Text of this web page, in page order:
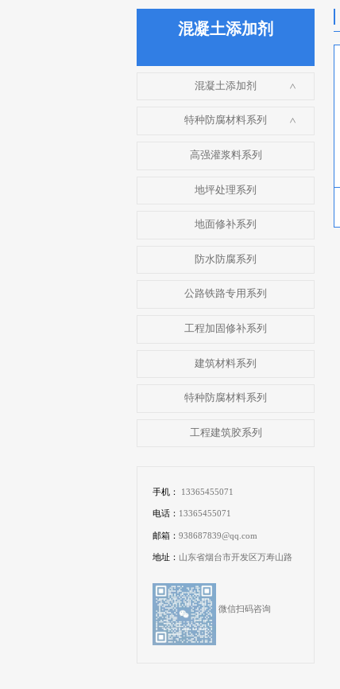
混凝土添加剂
混凝土添加剂 >
特种防腐材料系列 >
高强灌浆料系列
地坪处理系列
地面修补系列
防水防腐系列
公路铁路专用系列
工程加固修补系列
建筑材料系列
特种防腐材料系列
工程建筑胶系列
手机： 13365455071
电话： 13365455071
邮箱：938687839@qq.com
地址： 山东省烟台市开发区万寿山路
微信扫码咨询